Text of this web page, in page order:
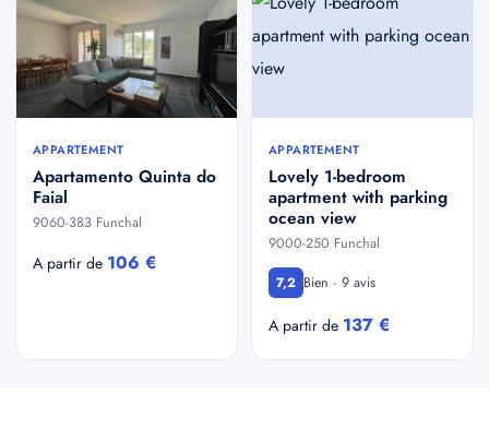
APPARTEMENT
Apartamento Quinta do
Faial
9060-383 Funchal
A partir de 106 €
APPARTEMENT
Lovely 1-bedroom
apartment with parking
ocean view
9000-250 Funchal
7,2 Bien · 9 avis
A partir de 137 €